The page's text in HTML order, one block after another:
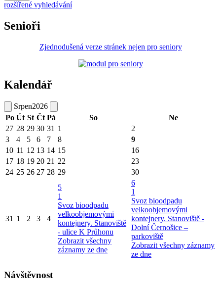
rozšířené vyhledávání
Senioři
Zjednodušená verze stránek nejen pro seniory
Kalendář
Srpen2026
Po Út St Čt Pá So
Ne
27 28 29 30 31 1
2
3
4 5 6 7 8
9
10 11 12 13 14 15
16
17 18 19 20 21 22
23
24 25 26 27 28 29 30
31 1 2 3 4
5
1
Svoz bioodpadu
velkoobjemovými
kontejnery. Stanoviště
- ulice K Průhonu
Zobrazit všechny
záznamy ze dne
6
1
Svoz bioodpadu
velkoobjemovými
kontejnery. Stanoviště -
Dolní Černošice –
parkoviště
Zobrazit všechny záznamy
ze dne
Návštěvnost